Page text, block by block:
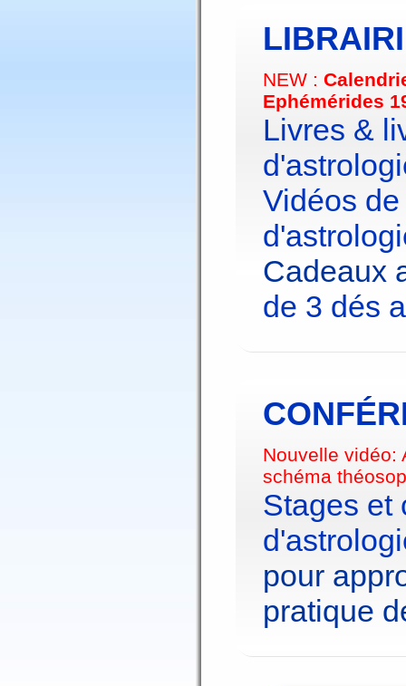
NEW :
Ephémérides
Livres &
Vidéos
Cadeaux
de 3 dés
Nouvelle vidéo:
schéma
Stages et
pour
pratique